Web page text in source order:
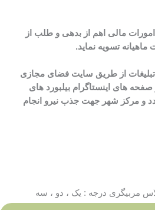
مالی اهم از بدهی و طلب از
تسویه نماید.
از طریق سایت فضای مجازی
های اینستاگرام بیلبورد های
و مرکز شهر جهت جذب نیرو انجام
مربیگری درجه : یک ، دو ، سه